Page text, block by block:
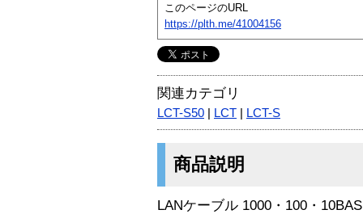
このページのURL
https://plth.me/41004156
関連カテゴリ
LCT-S50 LCT LCT-S
商品説明
LANケーブル 1000・100・